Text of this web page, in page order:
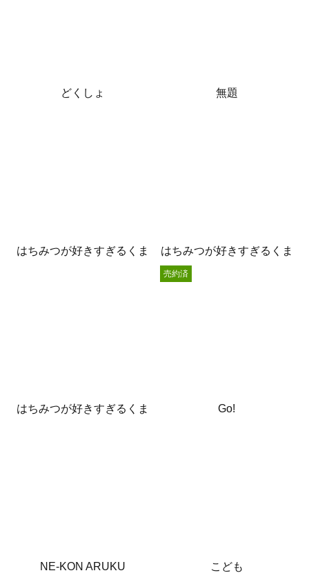
どくしょ 無題
はちみつが好きすぎるくま はちみつが好きすぎるくま
はちみつが好きすぎるくま Go!
売約済
NE-KON ARUKU こども